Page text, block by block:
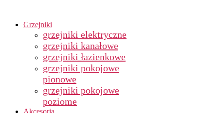
Grzejniki
grzejniki elektryczne
grzejniki kanałowe
grzejniki łazienkowe
grzejniki pokojowe
pionowe
grzejniki pokojowe
poziome
Akcesoria